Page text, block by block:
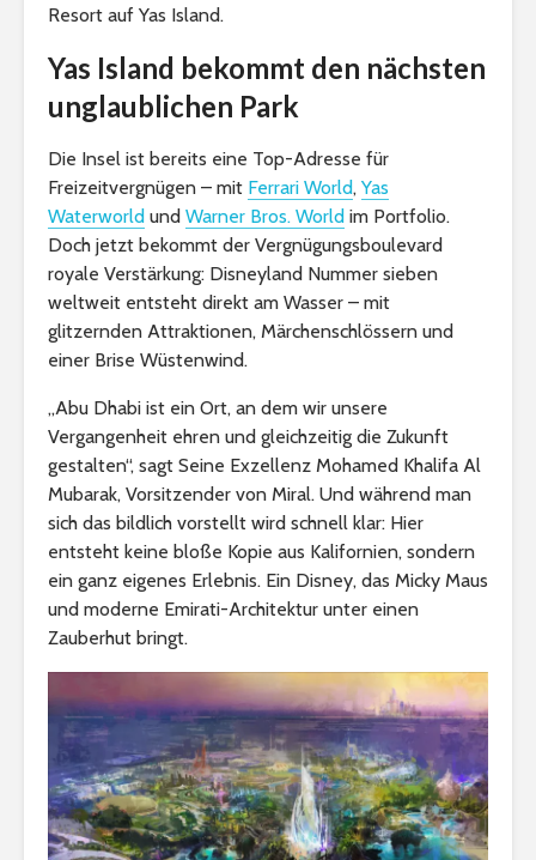
Resort auf Yas Island.
Yas Island bekommt den nächsten
unglaublichen Park
Die Insel ist bereits eine Top-Adresse für
Freizeitvergnügen – mit Ferrari World, Yas
Waterworld und Warner Bros. World im Portfolio.
Doch jetzt bekommt der Vergnügungsboulevard
royale Verstärkung: Disneyland Nummer sieben
weltweit entsteht direkt am Wasser – mit
glitzernden Attraktionen, Märchenschlössern und
einer Brise Wüstenwind.
„Abu Dhabi ist ein Ort, an dem wir unsere
Vergangenheit ehren und gleichzeitig die Zukunft
gestalten“, sagt Seine Exzellenz Mohamed Khalifa Al
Mubarak, Vorsitzender von Miral. Und während man
sich das bildlich vorstellt wird schnell klar: Hier
entsteht keine bloße Kopie aus Kalifornien, sondern
ein ganz eigenes Erlebnis. Ein Disney, das Micky Maus
und moderne Emirati-Architektur unter einen
Zauberhut bringt.